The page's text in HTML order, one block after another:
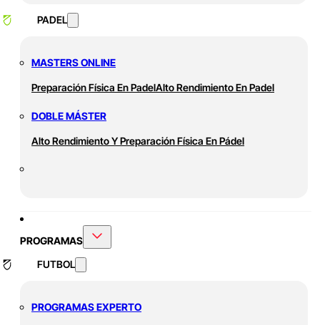
PADEL
MASTERS ONLINE
Preparación Física En PadelAlto Rendimiento En Padel
DOBLE MÁSTER
Alto Rendimiento Y Preparación Física En Pádel
PROGRAMAS
FUTBOL
PROGRAMAS EXPERTO